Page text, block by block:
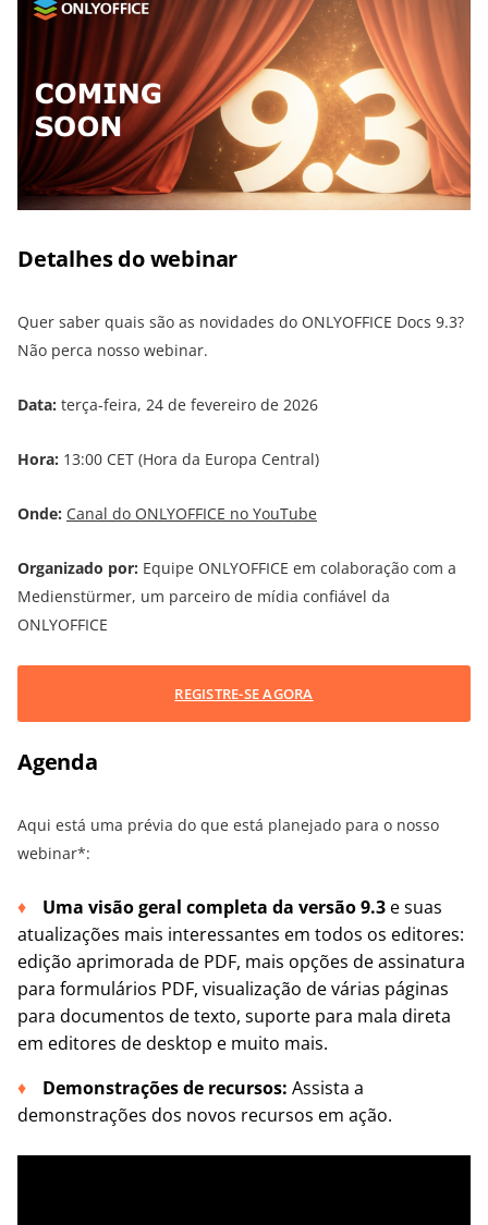
Detalhes do webinar
Quer saber quais são as novidades do ONLYOFFICE Docs 9.3?
Não perca nosso webinar.
Data: terça-feira, 24 de fevereiro de 2026
Hora: 13:00 CET (Hora da Europa Central)
Onde: Canal do ONLYOFFICE no YouTube
Organizado por: Equipe ONLYOFFICE em colaboração com a
Medienstürmer, um parceiro de mídia confiável da
ONLYOFFICE
REGISTRE-SE AGORA
Agenda
Aqui está uma prévia do que está planejado para o nosso
webinar*:
Uma visão geral completa da versão 9.3 e suas
atualizações mais interessantes em todos os editores:
edição aprimorada de PDF, mais opções de assinatura
para formulários PDF, visualização de várias páginas
para documentos de texto, suporte para mala direta
em editores de desktop e muito mais.
Demonstrações de recursos: Assista a
demonstrações dos novos recursos em ação.